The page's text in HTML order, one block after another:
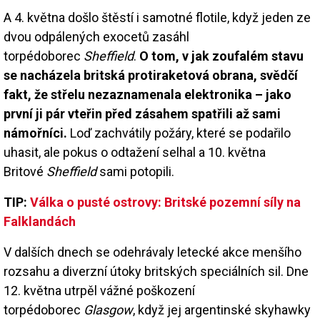
A 4. května došlo štěstí i samotné flotile, když jeden ze
dvou odpálených exocetů zasáhl
torpédoborec Sheffield. O tom, v jak zoufalém stavu
se nacházela britská protiraketová obrana, svědčí
fakt, že střelu nezaznamenala elektronika – jako
první ji pár vteřin před zásahem spatřili až sami
námořníci. Loď zachvátily požáry, které se podařilo
uhasit, ale pokus o odtažení selhal a 10. května
Britové Sheffieldsami potopili.
TIP: Válka o pusté ostrovy: Britské pozemní síly na
Falklandách
V dalších dnech se odehrávaly letecké akce menšího
rozsahu a diverzní útoky britských speciálních sil. Dne
12. května utrpěl vážné poškození
torpédoborec Glasgow, když jej argentinské skyhawky